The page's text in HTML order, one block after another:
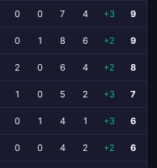
0 0 7 4 +3 9
0 1 8 6 +2 9
2 0 6 4 +2 8
1 0 5 2 +3 7
0 1 4 1 +3 6
0 0 4 2 +2 6